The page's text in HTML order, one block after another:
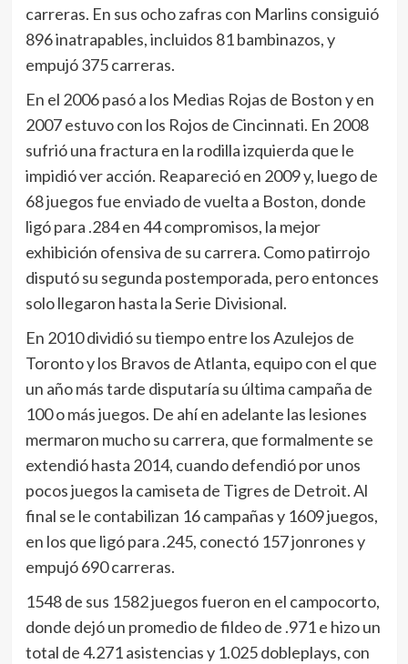
carreras. En sus ocho zafras con Marlins consiguió
896 inatrapables, incluidos 81 bambinazos, y
empujó 375 carreras.
En el 2006 pasó a los Medias Rojas de Boston y en
2007 estuvo con los Rojos de Cincinnati. En 2008
sufrió una fractura en la rodilla izquierda que le
impidió ver acción. Reapareció en 2009 y, luego de
68 juegos fue enviado de vuelta a Boston, donde
ligó para .284 en 44 compromisos, la mejor
exhibición ofensiva de su carrera. Como patirrojo
disputó su segunda postemporada, pero entonces
solo llegaron hasta la Serie Divisional.
En 2010 dividió su tiempo entre los Azulejos de
Toronto y los Bravos de Atlanta, equipo con el que
un año más tarde disputaría su última campaña de
100 o más juegos. De ahí en adelante las lesiones
mermaron mucho su carrera, que formalmente se
extendió hasta 2014, cuando defendió por unos
pocos juegos la camiseta de Tigres de Detroit. Al
final se le contabilizan 16 campañas y 1609 juegos,
en los que ligó para .245, conectó 157 jonrones y
empujó 690 carreras.
1548 de sus 1582 juegos fueron en el campocorto,
donde dejó un promedio de fildeo de .971 e hizo un
total de 4.271 asistencias y 1.025 dobleplays, con